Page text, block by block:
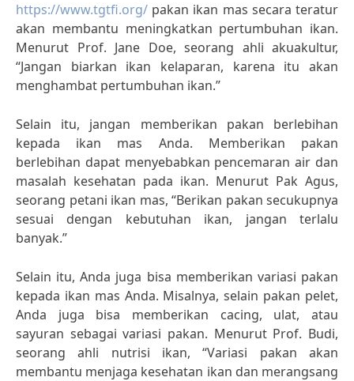
https://www.tgtfi.org/ pakan ikan mas secara teratur
akan membantu meningkatkan pertumbuhan ikan.
Menurut Prof. Jane Doe, seorang ahli akuakultur,
“Jangan biarkan ikan kelaparan, karena itu akan
menghambat pertumbuhan ikan.”
Selain itu, jangan memberikan pakan berlebihan
kepada ikan mas Anda. Memberikan pakan
berlebihan dapat menyebabkan pencemaran air dan
masalah kesehatan pada ikan. Menurut Pak Agus,
seorang petani ikan mas, “Berikan pakan secukupnya
sesuai dengan kebutuhan ikan, jangan terlalu
banyak.”
Selain itu, Anda juga bisa memberikan variasi pakan
kepada ikan mas Anda. Misalnya, selain pakan pelet,
Anda juga bisa memberikan cacing, ulat, atau
sayuran sebagai variasi pakan. Menurut Prof. Budi,
seorang ahli nutrisi ikan, “Variasi pakan akan
membantu menjaga kesehatan ikan dan merangsang